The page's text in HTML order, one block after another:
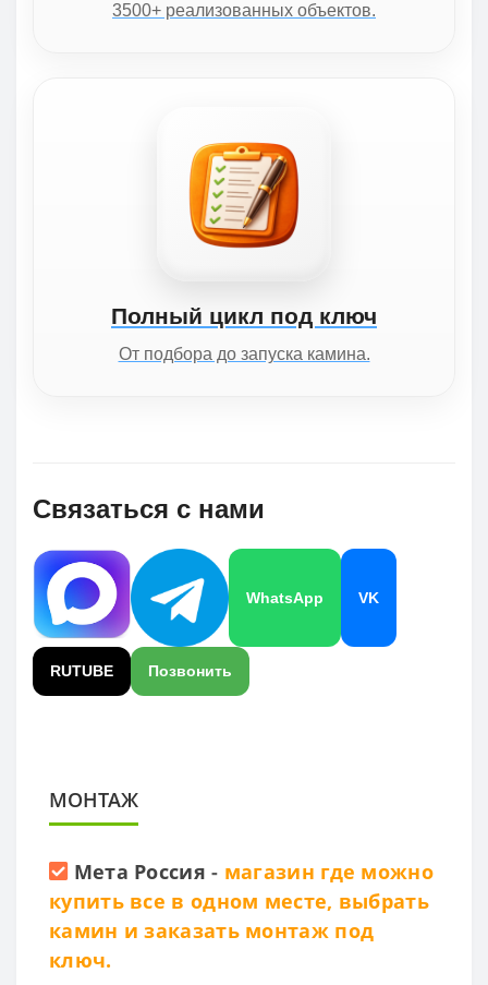
3500+ реализованных объектов.
Полный цикл под ключ
От подбора до запуска камина.
Связаться с нами
WhatsApp VK
RUTUBE Позвонить
МОНТАЖ
Мета Россия - магазин где можно
купить все в одном месте, выбрать
камин и заказать монтаж под
ключ.